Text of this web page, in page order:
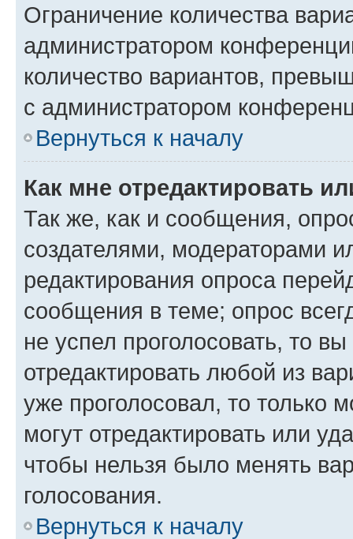
Ограничение количества
администратором
количество вариантов,
с администратором
Вернуться к началу
Как мне отредактировать
Так же, как и сообщения,
создателями, модераторами
редактирования опроса
сообщения в теме; опрос
не успел проголосовать, то
отредактировать любой из
уже проголосовал, то только
могут отредактировать или
чтобы нельзя было менять
голосования.
Вернуться к началу